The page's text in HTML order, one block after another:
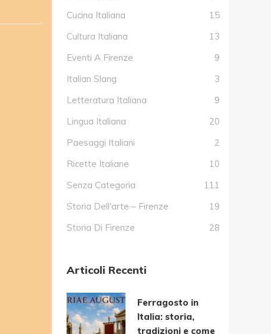
Cucina Italiana
15
Cultura Italiana
13
Eventi A Firenze
9
Italian Slang
3
Letteratura Italiana
9
Lingua Italiana
20
Paesaggi Italiani
2
Ricette Italiane
10
Senza Categoria
111
Storia Dell'arte – Firenze
19
Storia Di Firenze
28
Articoli Recenti
Ferragosto in
Italia: storia,
tradizioni e come